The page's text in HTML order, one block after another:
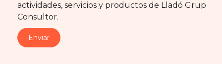
actividades, servicios y productos de Lladó Grup
Consultor.